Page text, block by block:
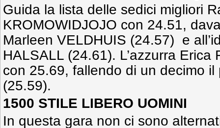
Guida la lista delle sedici migliori
KROMOWIDJOJO con 24.51,
Marleen VELDHUIS (24.57) e
HALSALL (24.61). L’azzurra
con 25.69, fallendo di un decimo
(25.59).
1500 STILE LIBERO UOMINI
In questa gara non ci sono